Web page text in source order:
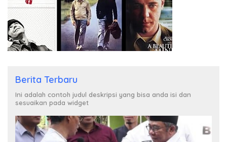
Berita Terbaru
Ini adalah contoh judul deskripsi yang bisa anda isi dan
sesuaikan pada widget